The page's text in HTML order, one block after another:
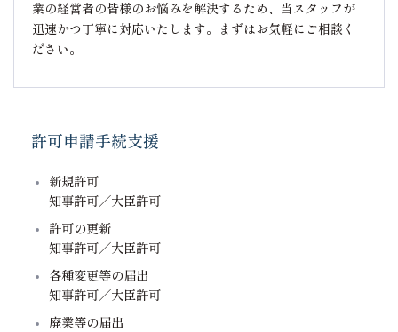
業の経営者の皆様のお悩みを解決するため、当スタッフが
迅速かつ丁寧に対応いたします。まずはお気軽にご相談く
ださい。
許可申請手続支援
新規許可
知事許可／大臣許可
許可の更新
知事許可／大臣許可
各種変更等の届出
知事許可／大臣許可
廃業等の届出